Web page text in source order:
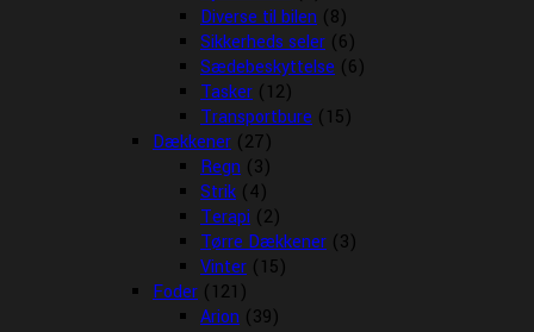
Diverse til bilen (8)
Sikkerheds seler (6)
Sædebeskyttelse (6)
Tasker (12)
Transportbure (15)
Dækkener (27)
Regn (3)
Strik (4)
Terapi (2)
Tørre Dækkener (3)
Vinter (15)
Foder (121)
Arion (39)